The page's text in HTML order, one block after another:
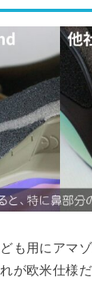
も用にアマ
が欧米仕様